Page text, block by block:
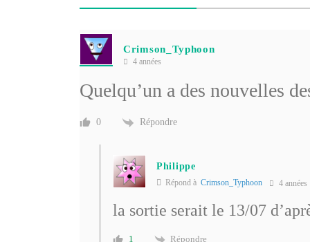
Crimson_Typhoon
4 années
Quelqu’un a des nouvelles
0 Répondre
Philippe
Répond à Crimson_Typhoon 4 années
la sortie serait le 13/07
1 Répondre